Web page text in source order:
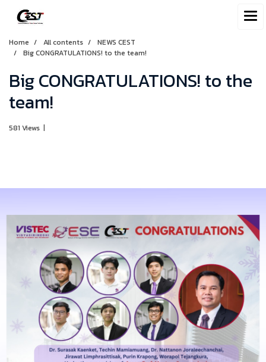
Home All contents
NEWS CEST
Big CONGRATULATIONS! to the team!
Big CONGRATULATIONS! to the
team!
581 Views |